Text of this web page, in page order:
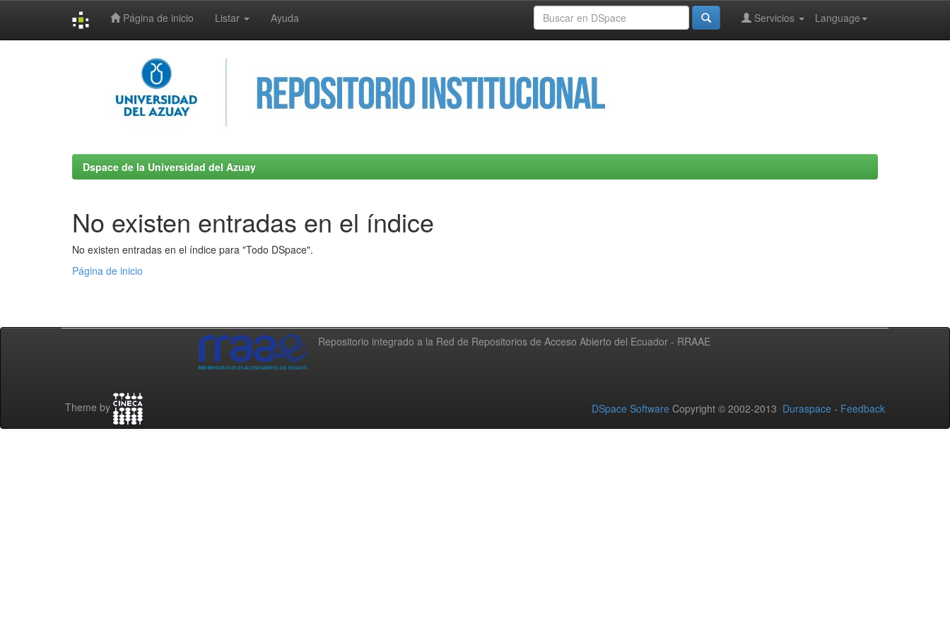
Página de inicio Listar Ayuda Language
Servicios
Dspace de la Universidad del Azuay
No existen entradas en el índice
No existen entradas en el índice para "Todo DSpace".
Página de inicio
Repositorio integrado a la Red de Repositorios de Acceso Abierto del Ecuador - RRAAE
Theme by DSpace Software Copyright © 2002-2013 Duraspace - Feedback